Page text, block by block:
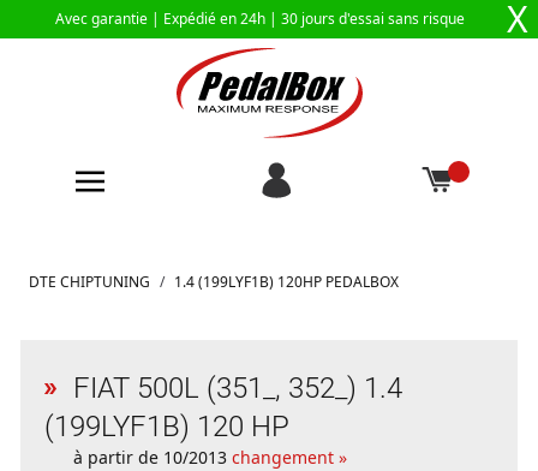
Avec garantie | Expédié en 24h | 30 jours d'essai sans risque X
DTE CHIPTUNING / 1.4 (199LYF1B) 120HP PEDALBOX
FIAT 500L (351_, 352_) 1.4
(199LYF1B) 120 HP
à partir de 10/2013 changement »